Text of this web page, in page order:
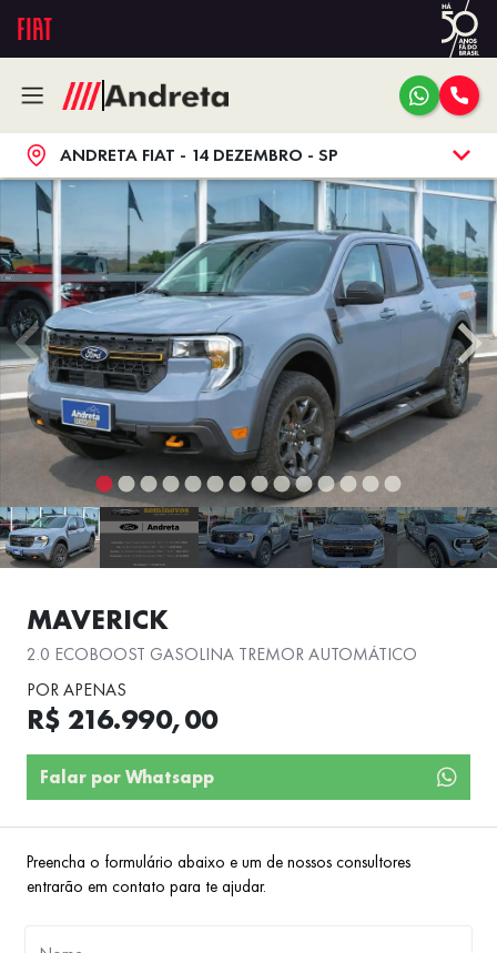
ANDRETA FIAT - 14 DEZEMBRO - SP
MAVERICK
2.0 ECOBOOST GASOLINA TREMOR AUTOMÁTICO
POR APENAS
R$ 216.990,00
Falar por Whatsapp
Preencha o formulário abaixo e um de nossos consultores
entrarão em contato para te ajudar.